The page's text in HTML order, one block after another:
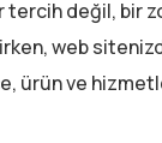
tercih değil, bir
web
ürün ve